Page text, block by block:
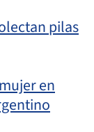
pilas
en